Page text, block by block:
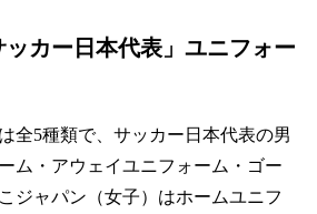
カー日本代表」ユニフォー
全5種類で、サッカー日本代表の男
ム・アウェイユニフォーム・ゴー
ジャパン（女子）はホームユニフ